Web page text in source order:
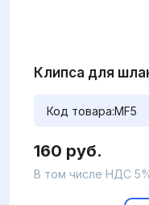
Клипса для
Код товара:MF5
160 руб.
В том числе НДС